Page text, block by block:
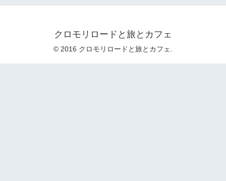
クロモリロードと旅とカフェ
© 2016 クロモリロードと旅とカフェ.